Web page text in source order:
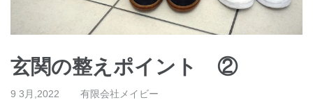
玄関の整えポイント ②
9 3月,2022 有限会社メイビー